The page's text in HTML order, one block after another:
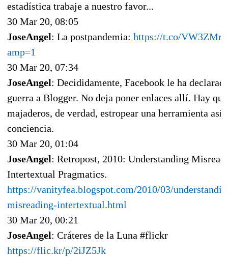
estadística trabaje a nuestro favor...
30 Mar 20, 08:05
JoseAngel: La postpandemia: https://t.co/
amp=1
30 Mar 20, 07:34
JoseAngel: Decididamente, Facebook le ha
guerra a Blogger. No deja poner enlaces allí. Hay
majaderos, de verdad, estropear una herramienta así
conciencia.
30 Mar 20, 01:04
JoseAngel: Retropost, 2010: Understanding
Intertextual Pragmatics.
https://vanityfea.blogspot.com/2010/03/
misreading-intertextual.html
30 Mar 20, 00:21
JoseAngel: Cráteres de la Luna #flickr
https://flic.kr/p/2iJZ5Jk